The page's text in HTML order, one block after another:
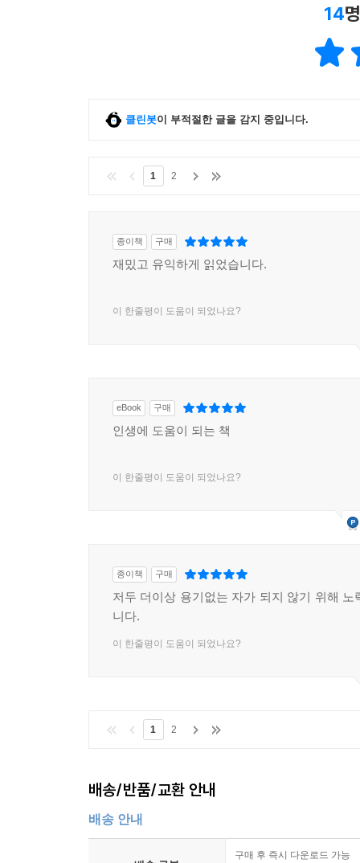
14
클린봇이 부적절한 글을 감지 중입니다.
1 2
종이책 구매
재밌고 유익하게 읽었습니다.
이 한줄평이 도움이 되었나요?
eBook 구매
인생에 도움이 되는 책
이 한줄평이 도움이 되었나요?
종이책 구매
저두 더이상 용기없는 자가 되지 않기 위해 노
니다.
이 한줄평이 도움이 되었나요?
1 2
배송/반품/교환 안내
배송 안내
구매 후 즉시 다운로드 가능